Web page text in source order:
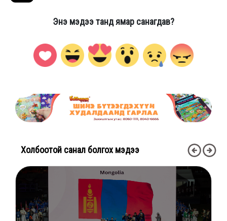
Энэ мэдээ танд ямар санагдав?
Холбоотой санал болгох мэдээ